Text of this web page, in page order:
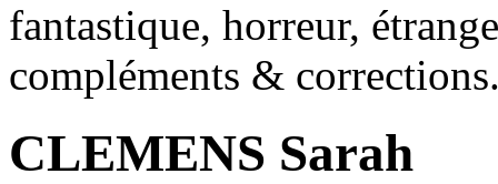
fantastique, horreur,
compléments &
CLEMENS Sarah